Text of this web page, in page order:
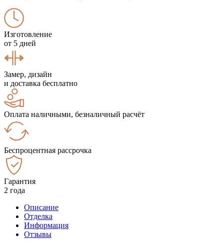
Изготовление
от 5 дней
Замер, дизайн
и доставка бесплатно
Оплата наличными, безналичный расчёт
Беспроцентная рассрочка
Гарантия
2 года
Описание
Отделка
Информация
Отзывы